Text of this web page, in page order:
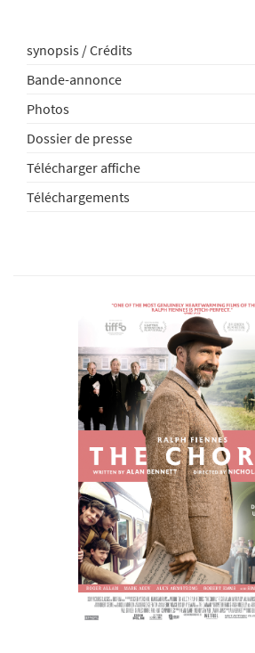
synopsis / Crédits
Bande-annonce
Photos
Dossier de presse
Télécharger affiche
Téléchargements